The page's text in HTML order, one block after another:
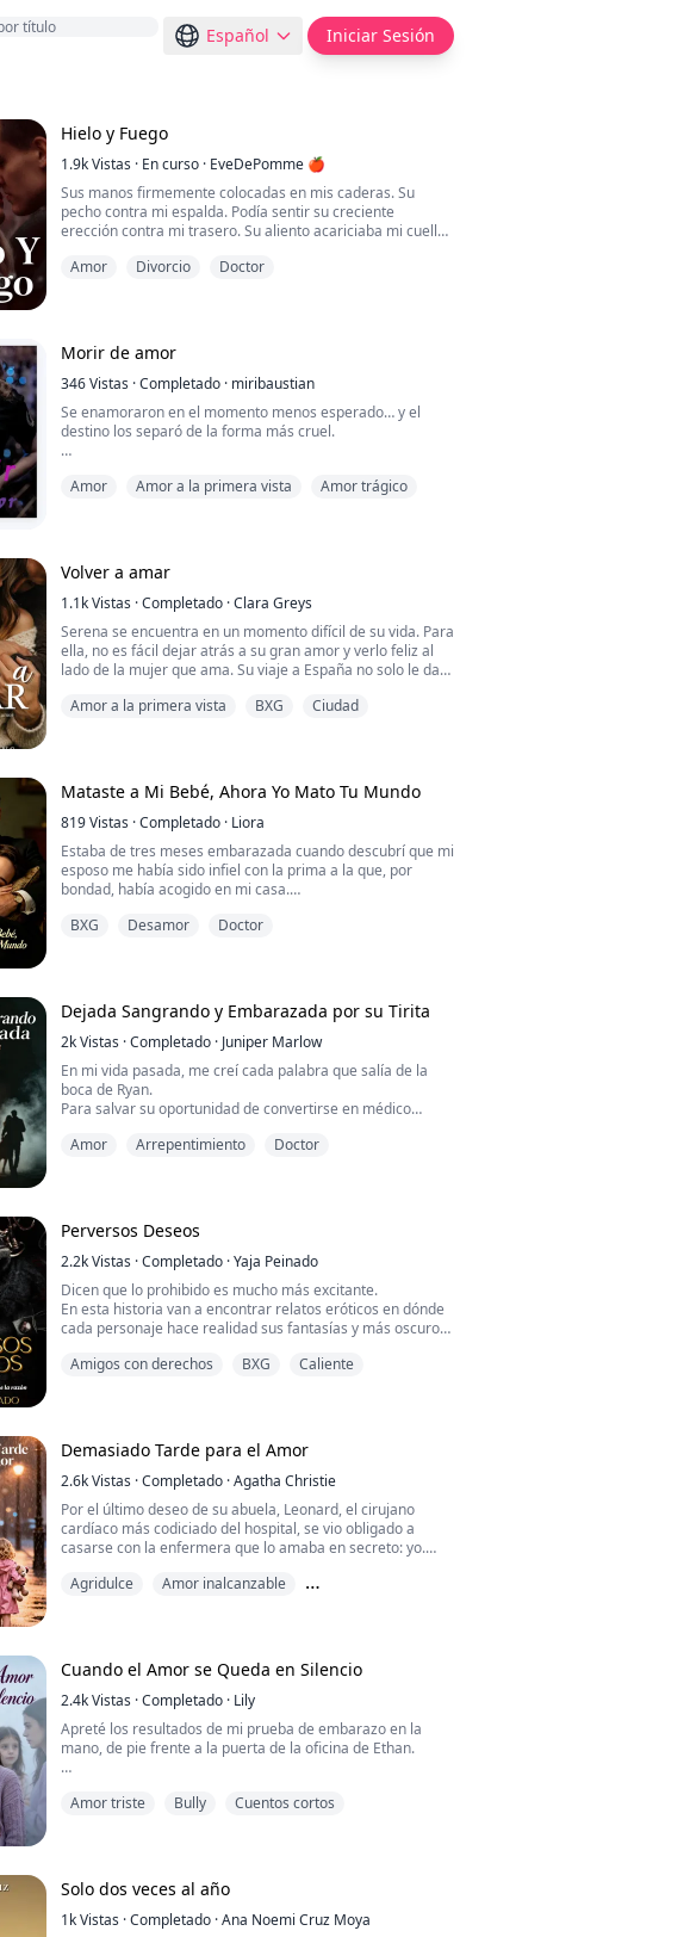
Español Iniciar Sesión
Hielo y Fuego
1.9kVistas · En curso · EveDePomme 🍎
Sus manos firmemente colocadas en mis caderas. Su
pecho contra mi espalda. Podía sentir su creciente
erección contra mi trasero. Su aliento acariciaba mi cuello
Asentí.
—No, Samantha, quiero oírte decirlo. Di que puedes
sentirme.
Sin aliento, dije—: Puedo sentir ...
Amor Divorcio Doctor
Morir de amor
346Vistas ·Completado · miribaustian
Se enamoraron en el momento menos esperado… y el
destino los separó de la forma más cruel.
que unas vacaciones cambiarían sus vidas para siempre.
Entonces el mundo se detuvo.
La pandemia del COVID cerró fronteras, sembró el caos y
los dejó atrapad...
Amor Amor a la primera vista Amor trágico
Volver a amar
1.1kVistas ·Completado ·Clara Greys
Serena se encuentra en un momento difícil de su vida. Para
ella, no es fácil dejar atrás a su gran amor y verlo feliz al
lado de la mujer que ama. Su viaje a España no solo le dará
que también conocerá a Maximiliano, un cardiólogo que
Amor a la primera vista BXG Ciudad
Mataste a Mi Bebé, Ahora Yo Mato Tu Mundo
819Vistas ·Completado · Liora
Estaba de tres meses embarazada cuando descubrí que mi
esposo me había sido infiel con la prima a la que, por
bondad, había acogido en mi casa.
Mi hijo dijo que quería que ella fuera su mamá y luego me
cama. Su voz era amable, tan suave que podía arrullar a
cualquiera hasta dormirlo.
—Reláj...
BXG Desamor Doctor
Dejada Sangrando y Embarazada por su Tirita
2kVistas ·Completado · Juniper Marlow
En mi vida pasada, me creí cada palabra que salía de la
boca de Ryan.
Para salvar su oportunidad de convertirse en médico
negligencia médica.
estufa de la cocina.
Creí que mi sacrific...
Amor Arrepentimiento Doctor
Perversos Deseos
2.2kVistas ·Completado ·Yaja Peinado
Dicen que lo prohibido es mucho más excitante.
En esta historia van a encontrar relatos eróticos en dónde
cada personaje hace realidad sus fantasías y más oscuros
Los relatos de esta historia no son reales, son producto de
Amigos con derechos BXG Caliente
Demasiado Tarde para el Amor
2.6kVistas ·Completado ·Agatha Christie
Por el último deseo de su abuela, Leonard, el cirujano
cardíaco más codiciado del hospital, se vio obligado a
casarse con la enfermera que lo amaba en secreto: yo.
Durante seis años de matrimonio oculto, fingimos ser
Cuando regresó su primer amor, lo vi reavivar su pasión
por otra mujer y...
Agridulce
Amor inalcanzable
Cuando el Amor se Queda en Silencio
2.4kVistas ·Completado · Lily
Apreté los resultados de mi prueba de embarazo en la
mano, de pie frente a la puerta de la oficina de Ethan.
Amor triste Bully Cuentos cortos
Solo dos veces al año
1kVistas ·Completado ·Ana Noemi Cruz Moya